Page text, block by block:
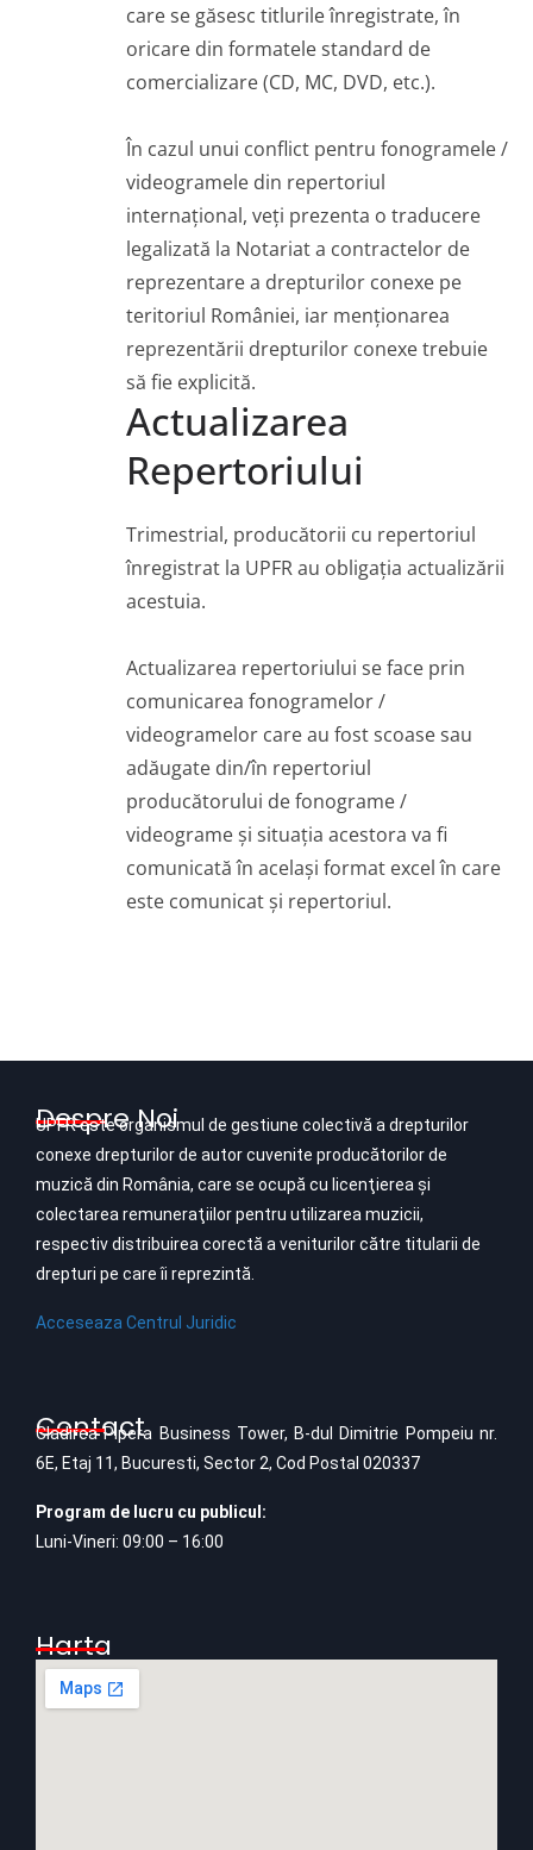
care se găsesc titlurile înregistrate, în
oricare din formatele standard de
comercializare (CD, MC, DVD, etc.).
În cazul unui conflict pentru fonogramele /
videogramele din repertoriul
internațional, veți prezenta o traducere
legalizată la Notariat a contractelor de
reprezentare a drepturilor conexe pe
teritoriul României, iar menționarea
reprezentării drepturilor conexe trebuie
să fie explicită.
Actualizarea
Repertoriului
Trimestrial, producătorii cu repertoriul
înregistrat la UPFR au obligația actualizării
acestuia.
Actualizarea repertoriului se face prin
comunicarea fonogramelor /
videogramelor care au fost scoase sau
adăugate din/în repertoriul
producătorului de fonograme /
videograme și situația acestora va fi
comunicată în același format excel în care
este comunicat și repertoriul.
Despre Noi
UPFR este organismul de gestiune colectivă a drepturilor
conexe drepturilor de autor cuvenite producătorilor de
muzică din România, care se ocupă cu licenţierea şi
colectarea remuneraţiilor pentru utilizarea muzicii,
respectiv distribuirea corectă a veniturilor către titularii de
drepturi pe care îi reprezintă.
Acceseaza Centrul Juridic
Contact
Cladirea Pipera Business Tower, B-dul Dimitrie Pompeiu nr.
6E, Etaj 11, Bucuresti, Sector 2, Cod Postal 020337
Program de lucru cu publicul:
Luni-Vineri: 09:00 – 16:00
Harta